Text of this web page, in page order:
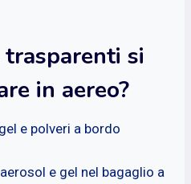
si
in aereo?
e polveri a bordo
e gel nel bagaglio a